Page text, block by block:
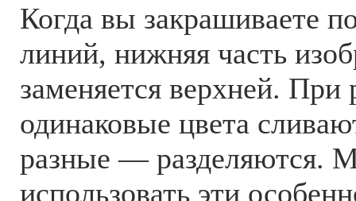
Когда вы закрашиваете
линий, нижняя часть
заменяется верхней. При
одинаковые цвета
разные — разделяются.
использовать эти